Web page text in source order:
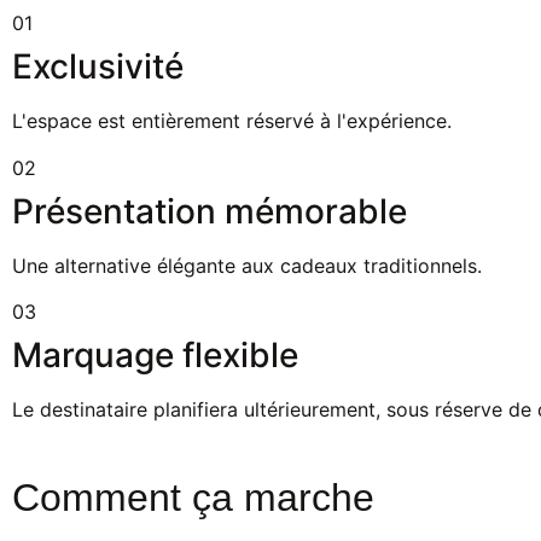
01
Exclusivité
L'espace est entièrement réservé à l'expérience.
02
Présentation mémorable
Une alternative élégante aux cadeaux traditionnels.
03
Marquage flexible
Le destinataire planifiera ultérieurement, sous réserve de
Comment ça marche